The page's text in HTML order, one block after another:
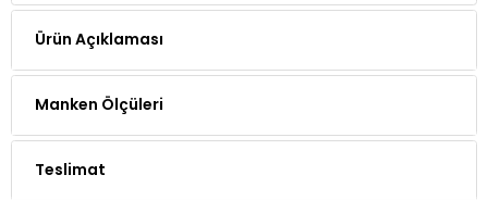
Ürün Açıklaması
Manken Ölçüleri
Teslimat